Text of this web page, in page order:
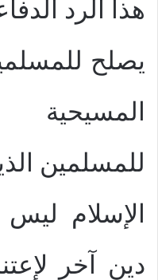
هذا الرد
يصلح
للمسلمين
الإسلام
دين آخر